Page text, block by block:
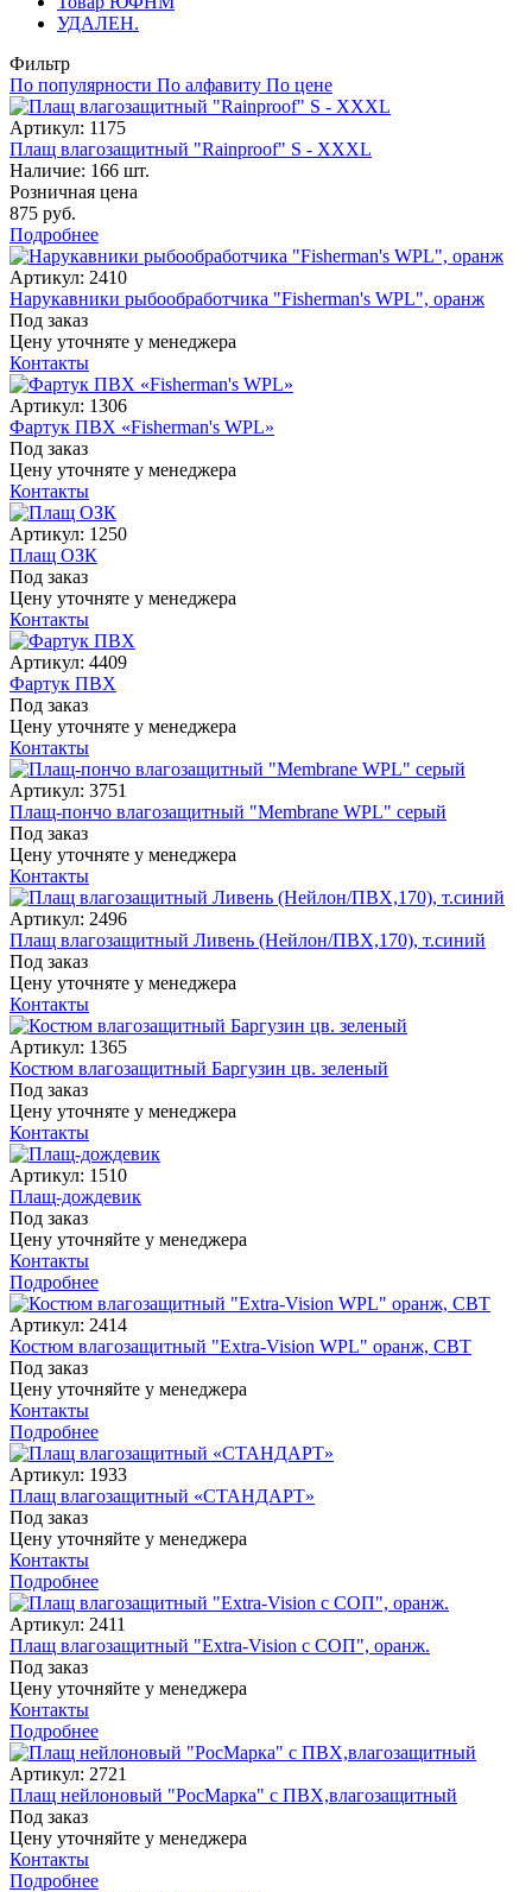
УДАЛЕН.
Фильтр
По популярности По алфавиту По цене
Артикул: 1175
Плащ влагозащитный "Rainproof" S - XXXL
Наличие: 166 шт.
Розничная цена
875 руб.
Подробнее
Артикул: 2410
Нарукавники рыбообработчика "Fisherman's WPL", оранж
Под заказ
Цену уточняте у менеджера
Контакты
Артикул: 1306
Фартук ПВХ «Fisherman's WPL»
Под заказ
Цену уточняте у менеджера
Контакты
Артикул: 1250
Плащ ОЗК
Под заказ
Цену уточняте у менеджера
Контакты
Артикул: 4409
Фартук ПВХ
Под заказ
Цену уточняте у менеджера
Контакты
Артикул: 3751
Плащ-пончо влагозащитный "Membrane WPL" серый
Под заказ
Цену уточняте у менеджера
Контакты
Артикул: 2496
Плащ влагозащитный Ливень (Нейлон/ПВХ,170), т.синий
Под заказ
Цену уточняте у менеджера
Контакты
Артикул: 1365
Костюм влагозащитный Баргузин цв. зеленый
Под заказ
Цену уточняте у менеджера
Контакты
Артикул: 1510
Плащ-дождевик
Под заказ
Цену уточняйте у менеджера
Контакты
Подробнее
Артикул: 2414
Костюм влагозащитный "Extra-Vision WPL" оранж, СВТ
Под заказ
Цену уточняйте у менеджера
Контакты
Подробнее
Артикул: 1933
Плащ влагозащитный «СТАНДАРТ»
Под заказ
Цену уточняйте у менеджера
Контакты
Подробнее
Артикул: 2411
Плащ влагозащитный "Extra-Vision с СОП", оранж.
Под заказ
Цену уточняйте у менеджера
Контакты
Подробнее
Артикул: 2721
Плащ нейлоновый "РосМарка" с ПВХ,влагозащитный
Под заказ
Цену уточняйте у менеджера
Контакты
Подробнее